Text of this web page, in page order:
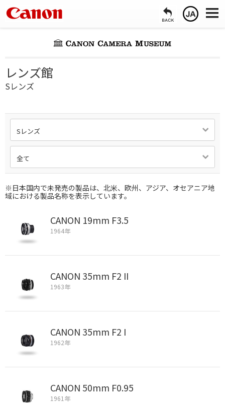
レンズ館
Sレンズ
Sレンズ
全て
※日本国内で未発売の製品は、北米、欧州、アジア、オセアニア地
域における製品名称を表示しています。
CANON 19mm F3.5
1964年
CANON 35mm F2 II
1963年
CANON 35mm F2 I
1962年
CANON 50mm F0.95
1961年